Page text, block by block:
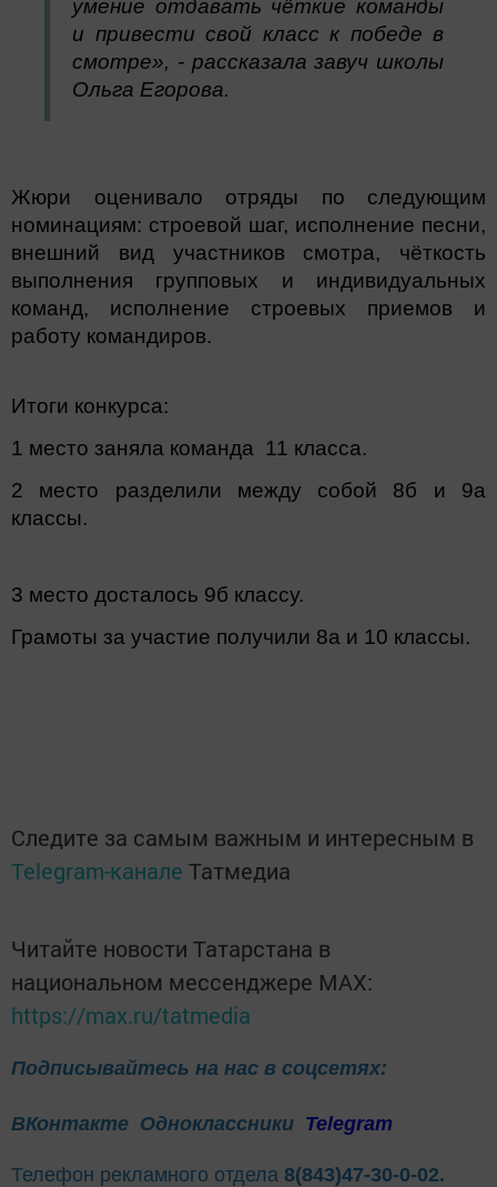
умение отдавать чёткие команды
и привести свой класс к победе в
смотре», - рассказала завуч школы
Ольга Егорова.
Жюри оценивало отряды по следующим
номинациям: строевой шаг, исполнение песни,
внешний вид участников смотра, чёткость
выполнения групповых и индивидуальных
команд, исполнение строевых приемов и
работу командиров.
Итоги конкурса:
1 место заняла команда 11 класса.
2 место разделили между собой 8б и 9а
классы.
3 место досталось 9б классу.
Грамоты за участие получили 8а и 10 классы.
Следите за самым важным и интересным в
Telegram-канале Татмедиа
Читайте новости Татарстана в
национальном мессенджере MАХ:
https://max.ru/tatmedia
Подписывайтесь на нас в соцсетях:
ВКонтакте Одноклассники Telegram
Телефон рекламного отдела 8(843)47-30-0-02.